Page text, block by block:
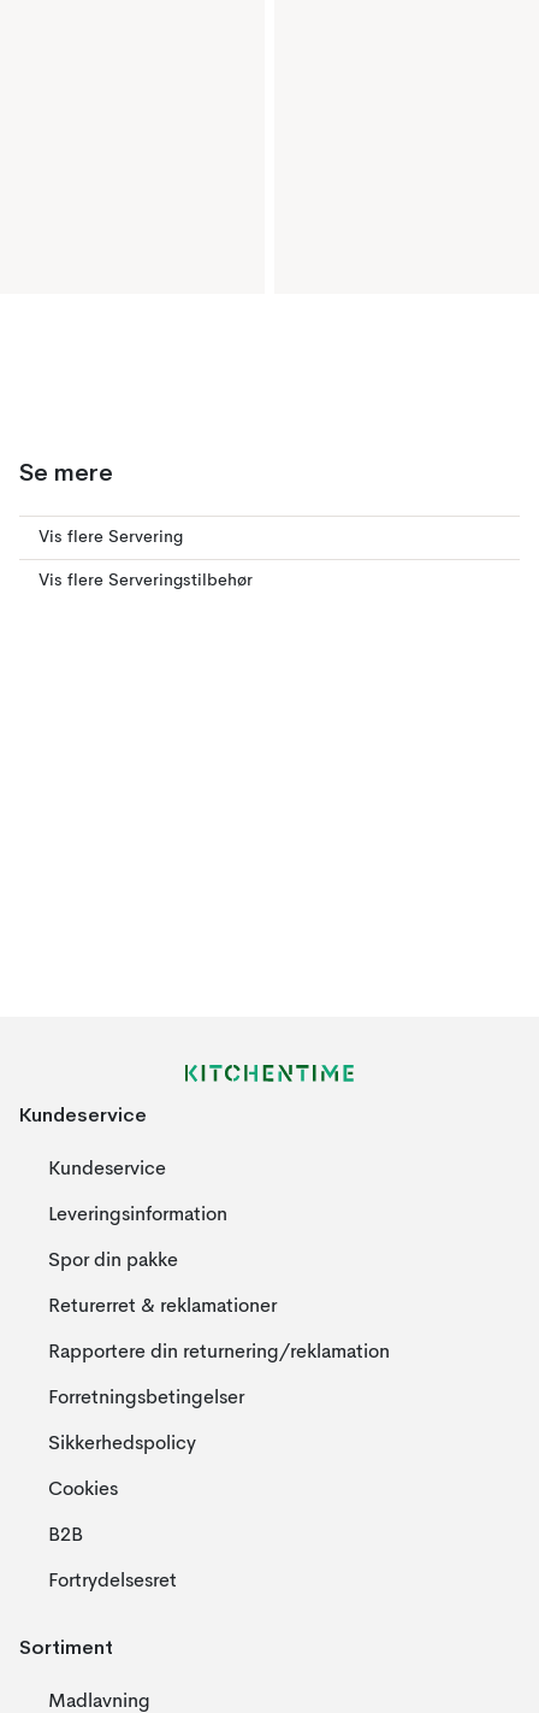
Se mere
Vis flere Servering
Vis flere Serveringstilbehør
Kundeservice
Kundeservice
Leveringsinformation
Spor din pakke
Returerret & reklamationer
Rapportere din returnering/reklamation
Forretningsbetingelser
Sikkerhedspolicy
Cookies
B2B
Fortrydelsesret
Sortiment
Madlavning